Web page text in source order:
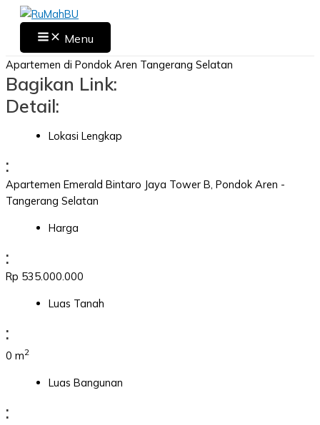
Skip
content
Main
Menu Menu
Apartemen di Pondok Aren Tangerang Selatan
Bagikan Link:
Detail:
Lokasi Lengkap
:
Apartemen Emerald Bintaro Jaya Tower B, Pondok Aren -
Tangerang Selatan
Harga
:
Rp 535.000.000
Luas Tanah
:
0 m2
Luas Bangunan
: